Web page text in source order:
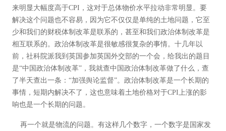
来明显大幅度高于CPI，这对于总体物价水平拉动非常明显。要
解决这个问题也不容易，因为它不仅仅是单纯的土地问题，它至
少和我们的财税体制改革是联系的，甚至和我们政治体制改革是
相互联系的。政治体制改革是很敏感很复杂的事情。十几年以
前，社科院派我到英国参加英国外交部的一个会，给我出的题目
是“中国政治体制改革”，我就查中国政治体制改革做了什么，查
了半天查出一条：“加强舆论监督”。政治体制改革是一个长期的
事情，短期内解决不了，这也意味着土地价格对于CPI上涨的影
响也是一个长期的问题。
再一个就是物流的问题。有这样几个数字，一个数字是国家发